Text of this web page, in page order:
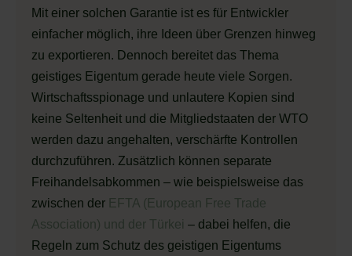
Mit einer solchen Garantie ist es für Entwickler
einfacher möglich, ihre Ideen über Grenzen hinweg
zu exportieren. Dennoch bereitet das Thema
geistiges Eigentum gerade heute viele Sorgen.
Wirtschaftsspionage und unlautere Kopien sind
keine Seltenheit und die Mitgliedstaaten der WTO
werden dazu angehalten, verschärfte Kontrollen
durchzuführen. Zusätzlich können separate
Freihandelsabkommen – wie beispielsweise das
zwischen der EFTA (European Free Trade
Association) und der Türkei – dabei helfen, die
Regeln zum Schutz des geistigen Eigentums